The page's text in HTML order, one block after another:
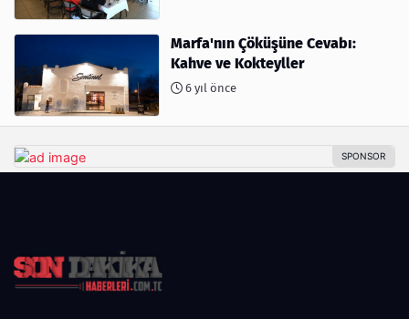
Marfa'nın Çöküşüne Cevabı:
Kahve ve Kokteyller
6 yıl önce